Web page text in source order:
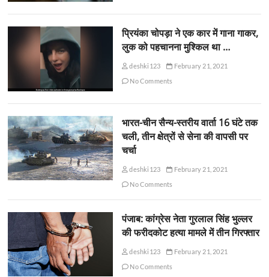
प्रियंका चोपड़ा ने एक कार में गाना गाकर,
लुक को पहचानना मुश्किल था …
deshki123
February 21, 2021
No Comments
भारत-चीन सैन्य-स्तरीय वार्ता 16 घंटे तक
चली, तीन क्षेत्रों से सेना की वापसी पर
चर्चा
deshki123
February 21, 2021
No Comments
पंजाब: कांग्रेस नेता गुरलाल सिंह भुल्लर
की फरीदकोट हत्या मामले में तीन गिरफ्तार
deshki123
February 21, 2021
No Comments